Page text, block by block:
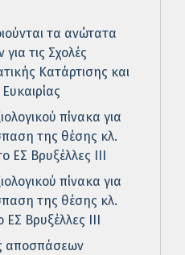
τα ανώτατα
τις Σχολές
Κατάρτισης και
πίνακα για
της θέσης κλ.
Βρυξέλλες ΙΙΙ
πίνακα για
της θέσης κλ.
Βρυξέλλες ΙΙΙ
αποσπάσεων